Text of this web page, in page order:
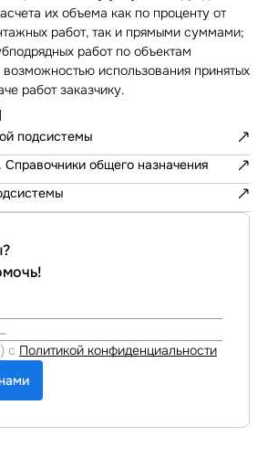
их объема как по проценту от
работ, так и прямыми суммами;
работ по объектам
возможностью использования принятых
работ заказчику.
подсистемы
общего назначения
с Политикой конфиденциальности